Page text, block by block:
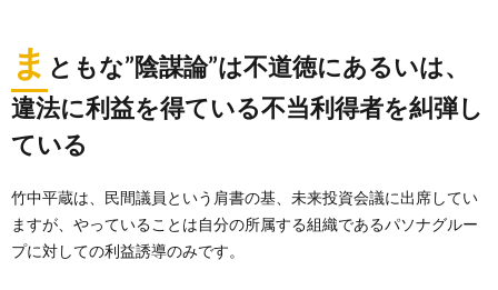
ま ともな”陰謀論”は不道徳にあるいは、
違法に利益を得ている不当利得者を糾弾し
ている
竹中平蔵は、民間議員という肩書の基、未来投資会議に出席してい
ますが、やっていることは自分の所属する組織であるパソナグルー
プに対しての利益誘導のみです。